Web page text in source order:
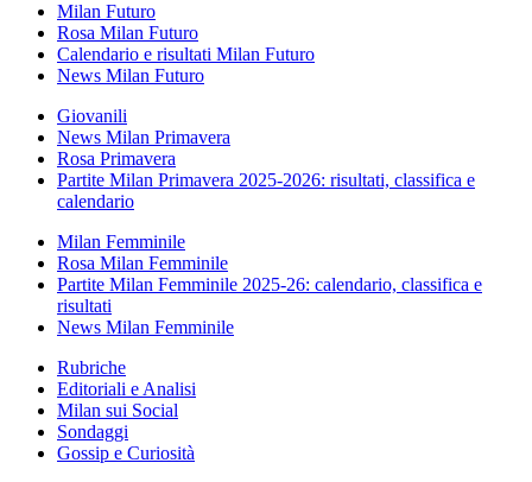
Milan Futuro
Rosa Milan Futuro
Calendario e risultati Milan Futuro
News Milan Futuro
Giovanili
News Milan Primavera
Rosa Primavera
Partite Milan Primavera 2025-2026: risultati, classifica e
calendario
Milan Femminile
Rosa Milan Femminile
Partite Milan Femminile 2025-26: calendario, classifica e
risultati
News Milan Femminile
Rubriche
Editoriali e Analisi
Milan sui Social
Sondaggi
Gossip e Curiosità